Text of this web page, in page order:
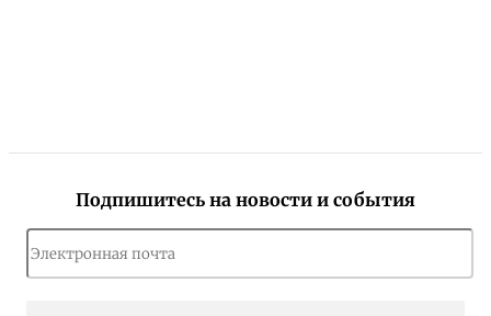
Подпишитесь на новости и события